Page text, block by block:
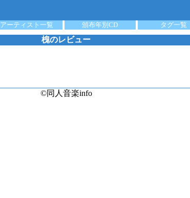
アーティスト一覧 頒布年別CD タグ一覧
槐のレビュー
©同人音楽info